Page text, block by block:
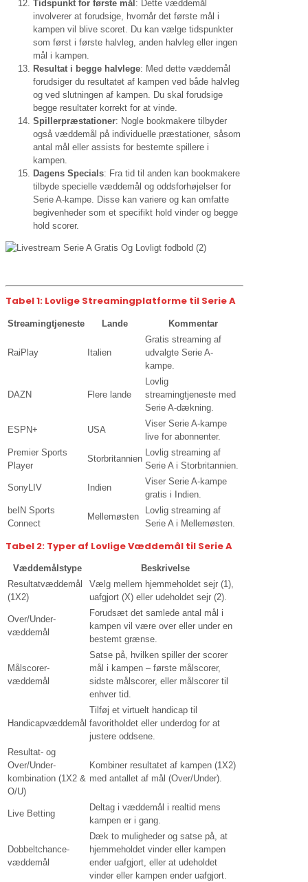
Tidspunkt for første mål : Dette væddemål
involverer at forudsige, hvornår det første mål i
kampen vil blive scoret. Du kan vælge tidspunkter
som først i første halvleg, anden halvleg eller ingen
mål i kampen.
Resultat i begge halvlege: Med dette væddemål
forudsiger du resultatet af kampen ved både halvleg
og ved slutningen af kampen. Du skal forudsige
begge resultater korrekt for at vinde.
Spillerpræstationer: Nogle bookmakere tilbyder
også væddemål på individuelle præstationer, såsom
antal mål eller assists for bestemte spillere i
kampen.
Dagens Specials: Fra tid til anden kan bookmakere
tilbyde specielle væddemål og oddsforhøjelser for
Serie A-kampe. Disse kan variere og kan omfatte
begivenheder som et specifikt hold vinder og begge
hold scorer.
Tabel 1: Lovlige Streamingplatforme til Serie A
Streamingtjeneste Lande Kommentar
RaiPlay Italien
Gratis streaming af
udvalgte Serie A-
kampe.
DAZN Flere lande
Lovlig
streamingtjeneste med
Serie A-dækning.
ESPN+ USA
Viser Serie A-kampe
live for abonnenter.
Premier Sports
Player
Storbritannien
Lovlig streaming af
Serie A i Storbritannien.
SonyLIV Indien
Viser Serie A-kampe
gratis i Indien.
beIN Sports
Connect
Mellemøsten
Lovlig streaming af
Serie A i Mellemøsten.
Tabel 2: Typer af Lovlige Væddemål til Serie A
Væddemålstype
Beskrivelse
Resultatvæddemål
(1X2)
Vælg mellem hjemmeholdet sejr (1),
uafgjort (X) eller udeholdet sejr (2).
Over/Under-
væddemål
Forudsæt det samlede antal mål i
kampen vil være over eller under en
bestemt grænse.
Målscorer-
væddemål
Satse på, hvilken spiller der scorer
mål i kampen – første målscorer,
sidste målscorer, eller målscorer til
enhver tid.
Handicapvæddemål
Tilføj et virtuelt handicap til
favoritholdet eller underdog for at
justere oddsene.
Resultat- og
Over/Under-
kombination (1X2 &
O/U)
Kombiner resultatet af kampen (1X2)
med antallet af mål (Over/Under).
Live Betting
Deltag i væddemål i realtid mens
kampen er i gang.
Dobbeltchance-
væddemål
Dæk to muligheder og satse på, at
hjemmeholdet vinder eller kampen
ender uafgjort, eller at udeholdet
vinder eller kampen ender uafgjort.